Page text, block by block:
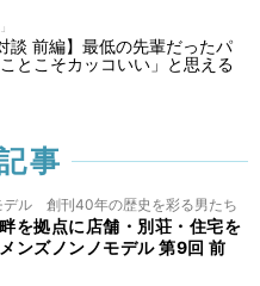
談 前編】最低の先輩だったパ
とこそカッコいい」と思える
事
デル 創刊40年の歴史を彩る男たち
を拠点に店舗・別荘・住宅を
ンズノンノモデル 第9回 前